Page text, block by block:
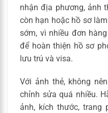
nhận địa phương, ảnh
còn hạn hoặc hồ sơ
sớm, vì nhiều đơn
để hoàn thiện hồ sơ
lưu trú và visa.
Với ảnh thẻ, không
chỉnh sửa quá nhiều.
ảnh, kích thước, trang